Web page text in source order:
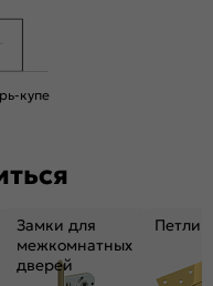
натуральных материалов
Средний ( 26-31 дБ)
Да
щит на основе
купе
Замки для
межкомнатных
дверей
Петли